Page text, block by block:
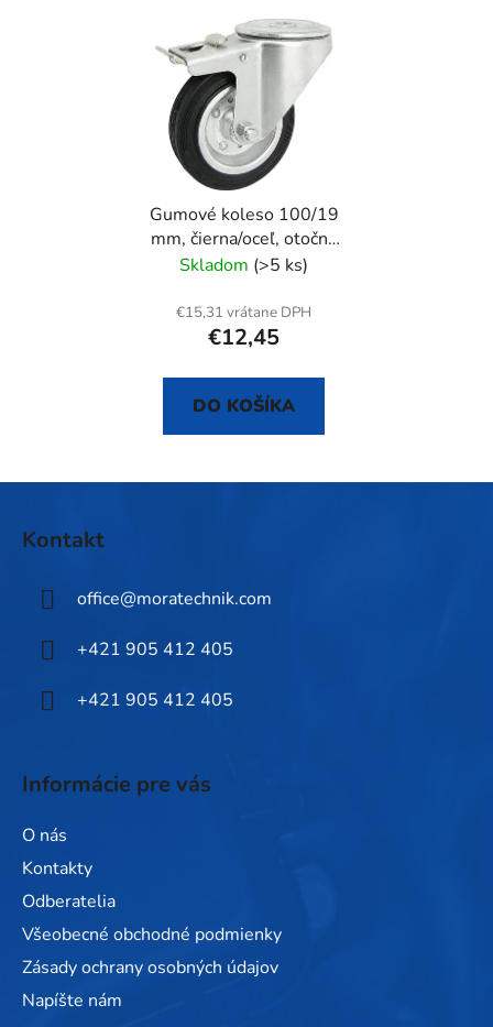
Gumové koleso 100/19
mm, čierna/oceľ, otočná
vidlica s otvorom+brzda
Skladom (>5 ks)
€15,31 vrátane DPH
€12,45
DO KOŠÍKA
Kontakt
office@moratechnik.com
+421 905 412 405
+421 905 412 405
Informácie pre vás
O nás
Kontakty
Odberatelia
Všeobecné obchodné podmienky
Zásady ochrany osobných údajov
Napíšte nám